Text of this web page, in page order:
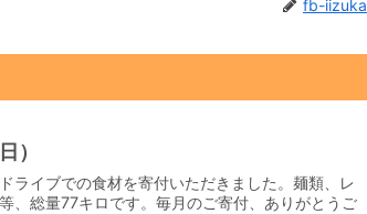
fb-iizuka
）
ライブでの食材を寄付いただきました。麺類、レ
、総量77キロです。毎月のご寄付、ありがとうご